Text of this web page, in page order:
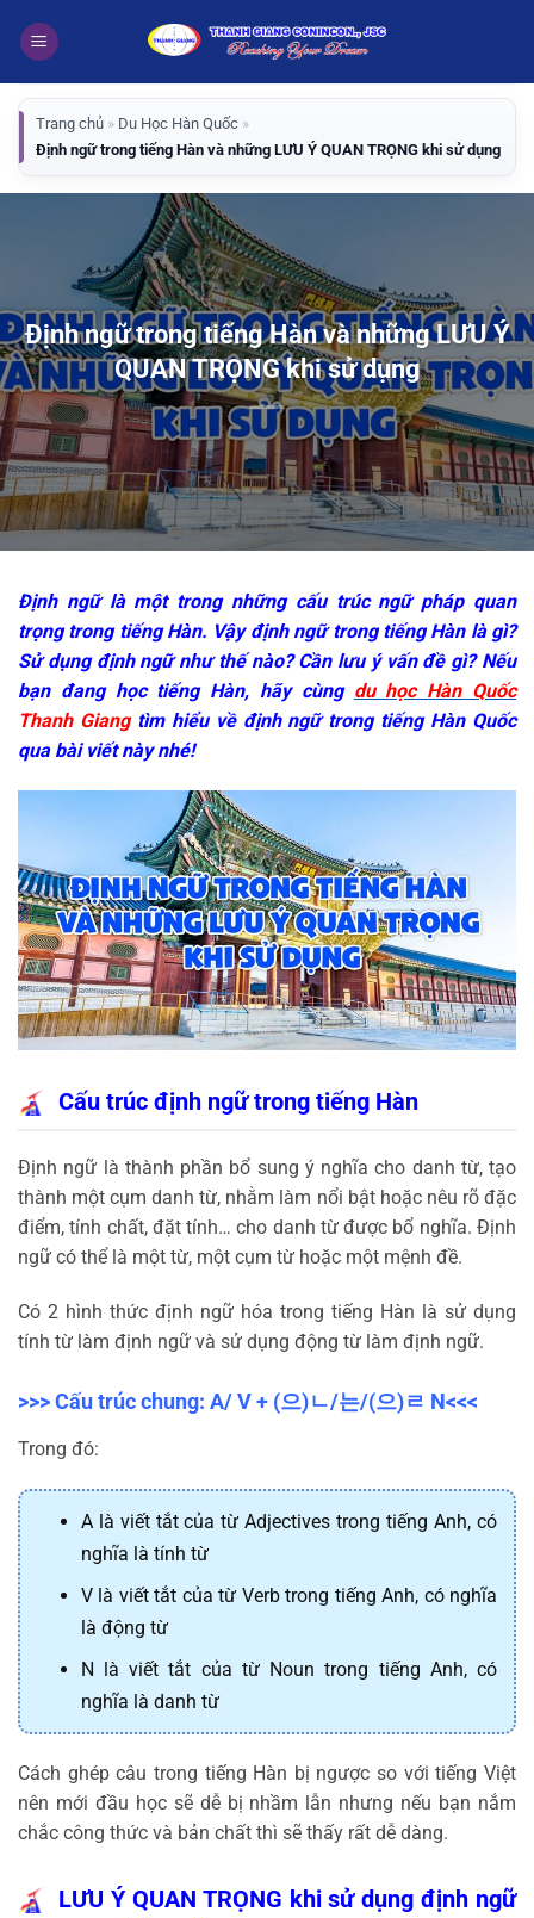
qua
dung
Trang chủ » Du Học Hàn Quốc »
Định ngữ trong tiếng Hàn và những LƯU Ý QUAN TRỌNG khi sử dụng
Định ngữ trong tiếng Hàn và những LƯU Ý
QUAN TRỌNG khi sử dụng
Định ngữ là một trong những cấu trúc ngữ pháp quan
trọng trong tiếng Hàn. Vậy định ngữ trong tiếng Hàn là gì?
Sử dụng định ngữ như thế nào? Cần lưu ý vấn đề gì? Nếu
bạn đang học tiếng Hàn, hãy cùng du học Hàn Quốc
Thanh Giangtìm hiểu về định ngữ trong tiếng Hàn Quốc
qua bài viết này nhé!
Cấu trúc định ngữ trong tiếng Hàn
Định ngữ là thành phần bổ sung ý nghĩa cho danh từ, tạo
thành một cụm danh từ, nhằm làm nổi bật hoặc nêu rõ đặc
điểm, tính chất, đặt tính… cho danh từ được bổ nghĩa. Định
ngữ có thể là một từ, một cụm từ hoặc một mệnh đề.
Có 2 hình thức định ngữ hóa trong tiếng Hàn là sử dụng
tính từ làm định ngữ và sử dụng động từ làm định ngữ.
>>> Cấu trúc chung: A/ V + (으)ㄴ/는/(으)ㄹ N<<<
Trong đó:
A là viết tắt của từ Adjectives trong tiếng Anh, có
nghĩa là tính từ
V là viết tắt của từ Verb trong tiếng Anh, có nghĩa
là động từ
N là viết tắt của từ Noun trong tiếng Anh, có
nghĩa là danh từ
Cách ghép câu trong tiếng Hàn bị ngược so với tiếng Việt
nên mới đầu học sẽ dễ bị nhầm lẫn nhưng nếu bạn nắm
chắc công thức và bản chất thì sẽ thấy rất dễ dàng.
LƯU Ý QUAN TRỌNG khi sử dụng định ngữ